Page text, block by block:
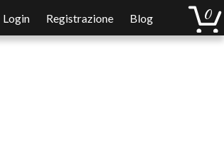
Login Registrazione Blog